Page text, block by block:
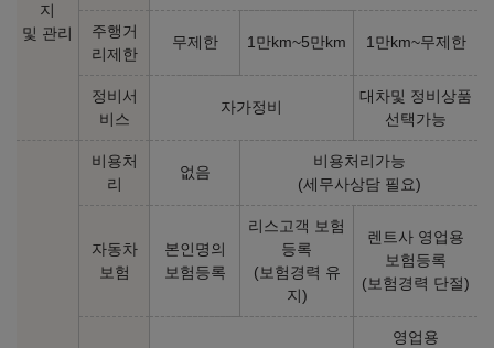
지
및 관리
주행거
리제한
무제한 1만km~5만km 1만km~무제한
정비서
비스
자가정비
대차및 정비상품
선택가능
비용처
리
없음
비용처리가능
(세무사상담 필요)
자동차
보험
본인명의
보험등록
리스고객 보험
등록
(보험경력 유
지)
렌트사 영업용
보험등록
(보험경력 단절)
영업용
2026년형 가솔린 1.6 N Line (개소세 5% 기준)
인스퍼레이션
㎞/ℓ
2026년형 LPi 1.6 일반 판매 (개소세 5% 기준)
22,050,000원
모던
LPG 10.3
25,300,000원